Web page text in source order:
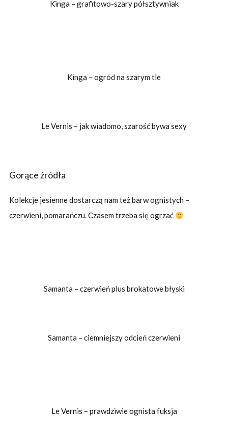
Kinga – grafitowo-szary półsztywniak
Kinga – ogród na szarym tle
Le Vernis – jak wiadomo, szarość bywa sexy
Gorące źródła
Kolekcje jesienne dostarczą nam też barw ognistych –
czerwieni, pomarańczu. Czasem trzeba się ogrzać
Samanta – czerwień plus brokatowe błyski
Samanta – ciemniejszy odcień czerwieni
Le Vernis – prawdziwie ognista fuksja